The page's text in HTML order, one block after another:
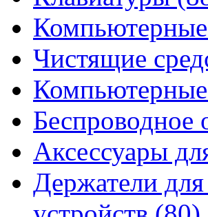
Чистящие
Беспроводное
Аксессуары
Держатели